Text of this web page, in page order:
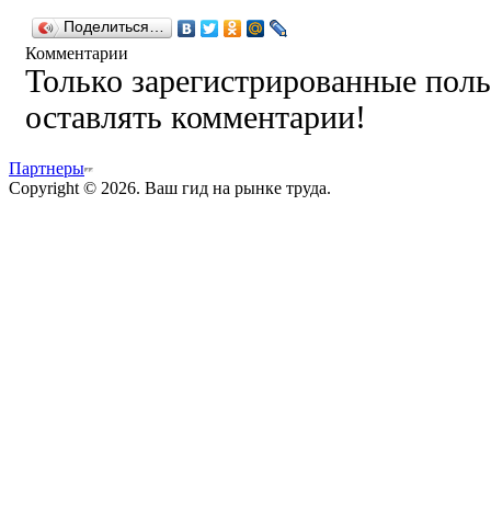
Поделиться…
Комментарии
Только зарегистрированные
оставлять комментарии!
Партнеры
Copyright © 2026. Ваш гид на рынке труда.